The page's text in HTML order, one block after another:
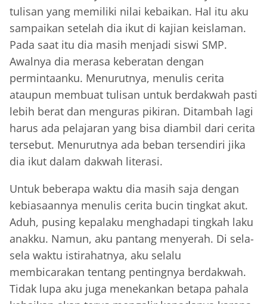
tulisan yang memiliki nilai kebaikan. Hal itu aku
sampaikan setelah dia ikut di kajian keislaman.
Pada saat itu dia masih menjadi siswi SMP.
Awalnya dia merasa keberatan dengan
permintaanku. Menurutnya, menulis cerita
ataupun membuat tulisan untuk berdakwah pasti
lebih berat dan menguras pikiran. Ditambah lagi
harus ada pelajaran yang bisa diambil dari cerita
tersebut. Menurutnya ada beban tersendiri jika
dia ikut dalam dakwah literasi.
Untuk beberapa waktu dia masih saja dengan
kebiasaannya menulis cerita bucin tingkat akut.
Aduh, pusing kepalaku menghadapi tingkah laku
anakku. Namun, aku pantang menyerah. Di sela-
sela waktu istirahatnya, aku selalu
membicarakan tentang pentingnya berdakwah.
Tidak lupa aku juga menekankan betapa pahala